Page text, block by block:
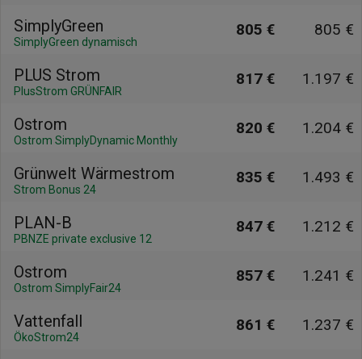
SimplyGreen
SimplyGreen dynamisch
805 € 805 €
PLUS Strom
PlusStrom GRÜNFAIR
817 € 1.197 €
Ostrom
Ostrom SimplyDynamic Monthly
820 € 1.204 €
Grünwelt Wärmestrom
Strom Bonus 24
835 € 1.493 €
PLAN-B
PBNZE private exclusive 12
847 € 1.212 €
Ostrom
Ostrom SimplyFair24
857 € 1.241 €
Vattenfall
ÖkoStrom24
861 € 1.237 €